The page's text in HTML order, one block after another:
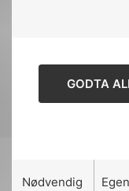
GODTA
Nødvendig